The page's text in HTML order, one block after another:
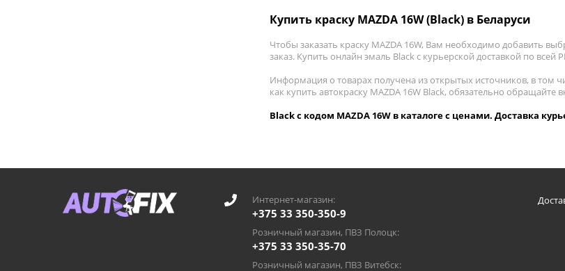
Купить краску MAZDA 16W (Black) в Беларуси
Чтобы заказать краску MAZDA 16W, Вам необходимо добавить
заказ. Купить онлайн эмаль Black с курьерской доставкой по всей
Информация о товарах получена из открытых источников, в том
как купить автокраску MAZDA 16W Black, обязательно
Black с кодом MAZDA 16W в каталоге с ценами. Доставка
Интернет-магазин:
+375 33 350-350-9
Розничный магазин, ПВЗ Полоцк:
+375 33 350-35-70
Розничный магазин, ПВЗ Витебск: